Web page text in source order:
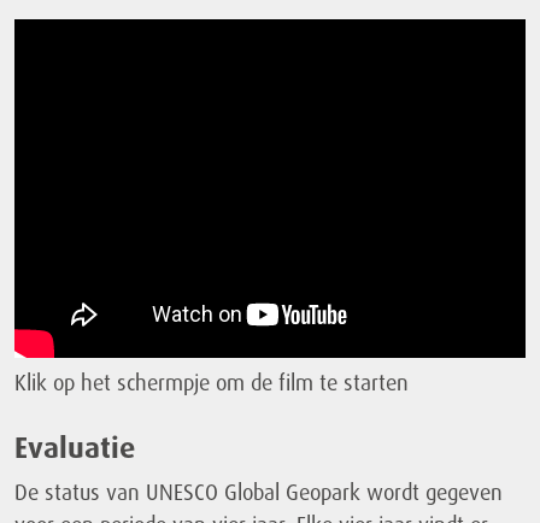
Klik op het schermpje om de film te starten
Evaluatie
De status van UNESCO Global Geopark wordt gegeven